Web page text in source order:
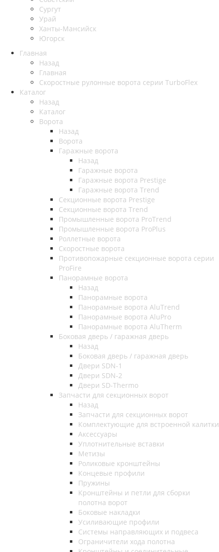
Сургут
Урай
Ханты-Мансийск
Югорск
Главная
Назад
Главная
Скоростные рулонные ворота серии TurboFlex
Каталог
Назад
Каталог
Ворота
Назад
Ворота
Гаражные ворота
Назад
Гаражные ворота
Гаражные ворота Prestige
Гаражные ворота Trend
Секционные ворота Prestige
Секционные ворота Trend
Промышленные ворота ProTrend
Промышленные ворота ProPlus
Роллетные ворота
Скоростные ворота
Противопожарные секционные ворота серии
ProFire
Панорамные ворота
Назад
Панорамные ворота
Панорамные ворота AluTrend
Панорамные ворота AluPro
Панорамные ворота AluTherm
Боковая дверь / гаражная дверь
Назад
Боковая дверь / гаражная дверь
Двери SDN-1
Двери SDN-2
Двери SD-Thermo
Запчасти для секционных ворот
Назад
Запчасти для секционных ворот
Комплектующие для встроенной калитки
Аксессуары
Уплотнительные вставки
Метизы
Роликовые кронштейны
Концевые профили
Пружины
Кронштейны и петли для сборки
полотна ворот
Боковые накладки
Усиливающие профили
Системы направляющих и подвеса
Ограничители хода полотна